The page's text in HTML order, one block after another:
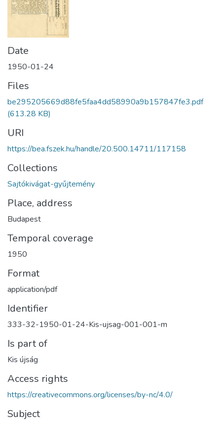
Date
1950-01-24
Files
be295205669d88fe5faa4dd58990a9b157847fe3.pdf
(613.28 KB)
URI
https://bea.fszek.hu/handle/20.500.14711/117158
Collections
Sajtókivágat-gyűjtemény
Place, address
Budapest
Temporal coverage
1950
Format
application/pdf
Identifier
333-32-1950-01-24-Kis-ujsag-001-001-m
Is part of
Kis újság
Access rights
https://creativecommons.org/licenses/by-nc/4.0/
Subject